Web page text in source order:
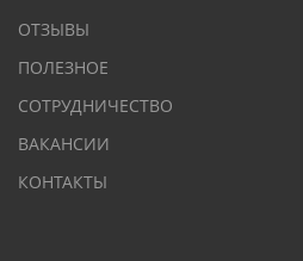
ОТЗЫВЫ
ПОЛЕЗНОЕ
СОТРУДНИЧЕСТВО
ВАКАНСИИ
КОНТАКТЫ